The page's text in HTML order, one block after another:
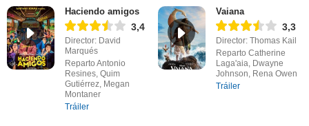
Haciendo amigos
3,4
Director: David
Marqués
Reparto Antonio
Resines, Quim
Gutiérrez, Megan
Montaner
Tráiler
Vaiana
3,3
Director: Thomas Kail
Reparto Catherine
Laga'aia, Dwayne
Johnson, Rena Owen
Tráiler